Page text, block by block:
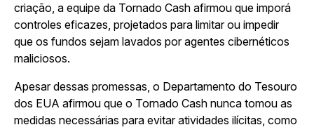
criação, a equipe da Tornado Cash afirmou que imporá
controles eficazes, projetados para limitar ou impedir
que os fundos sejam lavados por agentes cibernéticos
maliciosos.
Apesar dessas promessas, o Departamento do Tesouro
dos EUA afirmou que o Tornado Cash nunca tomou as
medidas necessárias para evitar atividades ilícitas, como